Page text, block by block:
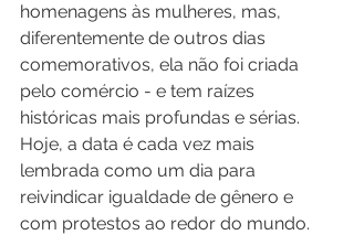
homenagens às mulheres, mas,
diferentemente de outros dias
comemorativos, ela não foi criada
pelo comércio - e tem raízes
históricas mais profundas e sérias.
Hoje, a data é cada vez mais
lembrada como um dia para
reivindicar igualdade de gênero e
com protestos ao redor do mundo.